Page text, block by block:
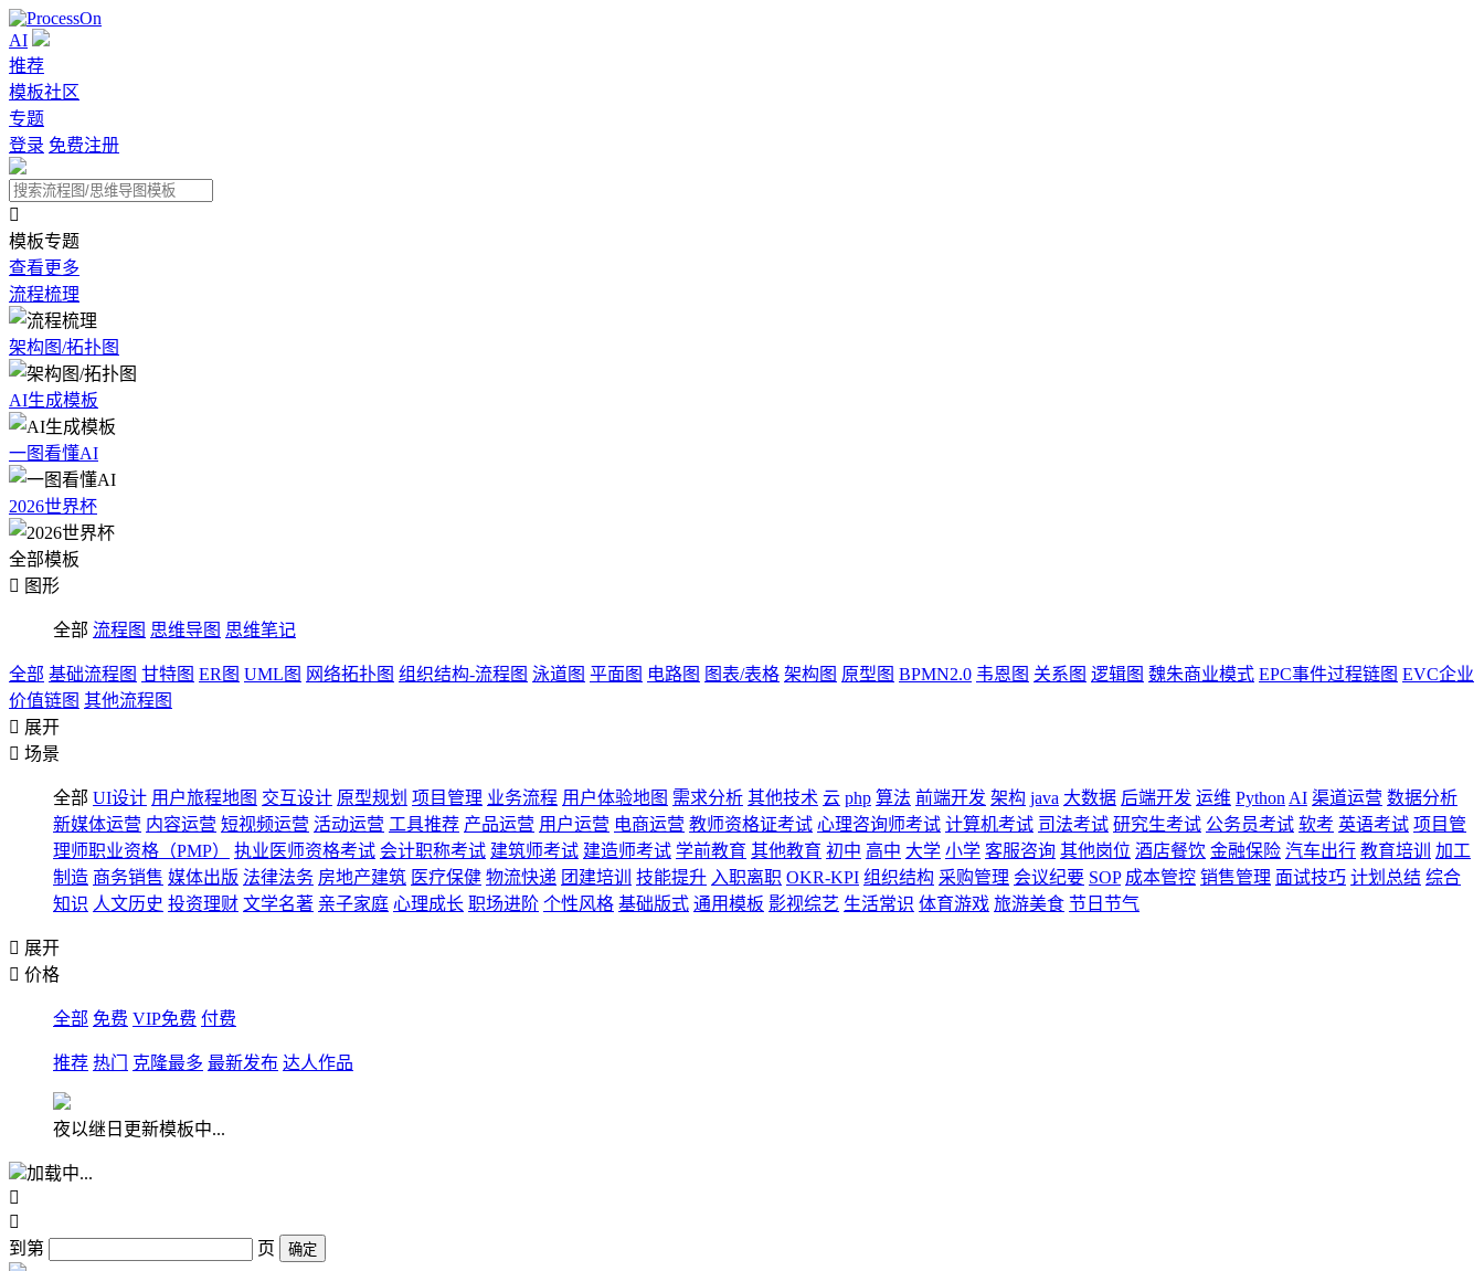
AI
推荐
模板社区
专题
登录 免费注册

模板专题
查看更多
流程梳理
架构图/拓扑图
AI生成模板
一图看懂AI
2026世界杯
全部模板
 图形
全部 流程图 思维导图 思维笔记
全部 基础流程图 甘特图 ER图 UML图 网络拓扑图 组织结构-流程图 泳道图 平面图 电路图 图表/表格 架构图 原型图 BPMN2.0 韦恩图 关系图 逻辑图 魏朱商业模式 EPC事件过程链图 EVC企业
价值链图 其他流程图
 展开
 场景
全部 UI设计 用户旅程地图 交互设计 原型规划 项目管理 业务流程 用户体验地图 需求分析 其他技术 云 php 算法 前端开发 架构 java 大数据 后端开发 运维 Python AI 渠道运营 数据分析
新媒体运营 内容运营 短视频运营 活动运营 工具推荐 产品运营 用户运营 电商运营 教师资格证考试 心理咨询师考试 计算机考试 司法考试 研究生考试 公务员考试 软考 英语考试 项目管
理师职业资格（PMP）
执业医师资格考试 会计职称考试 建筑师考试 建造师考试 学前教育 其他教育 初中 高中 大学 小学 客服咨询 其他岗位 酒店餐饮 金融保险 汽车出行 教育培训
加工
制造 商务销售 媒体出版 法律法务 房地产建筑 医疗保健 物流快递 团建培训 技能提升 入职离职 OKR-KPI 组织结构 采购管理 会议纪要 SOP 成本管控 销售管理 面试技巧 计划总结 综合
知识 人文历史 投资理财 文学名著 亲子家庭 心理成长 职场进阶 个性风格 基础版式 通用模板 影视综艺 生活常识 体育游戏 旅游美食 节日节气
 展开
 价格
全部 免费 VIP免费 付费
推荐 热门 克隆最多 最新发布 达人作品
夜以继日更新模板中...
加载中...


到第
页 确定